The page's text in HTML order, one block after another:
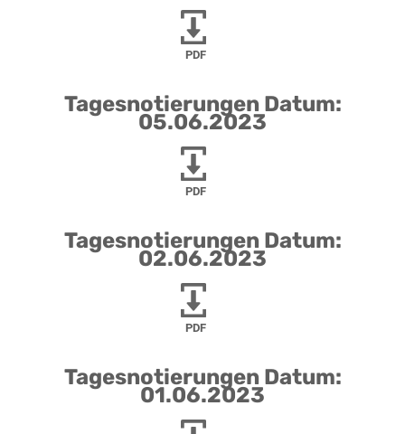
PDF
Tagesnotierungen Datum:
05.06.2023
PDF
Tagesnotierungen Datum:
02.06.2023
PDF
Tagesnotierungen Datum:
01.06.2023